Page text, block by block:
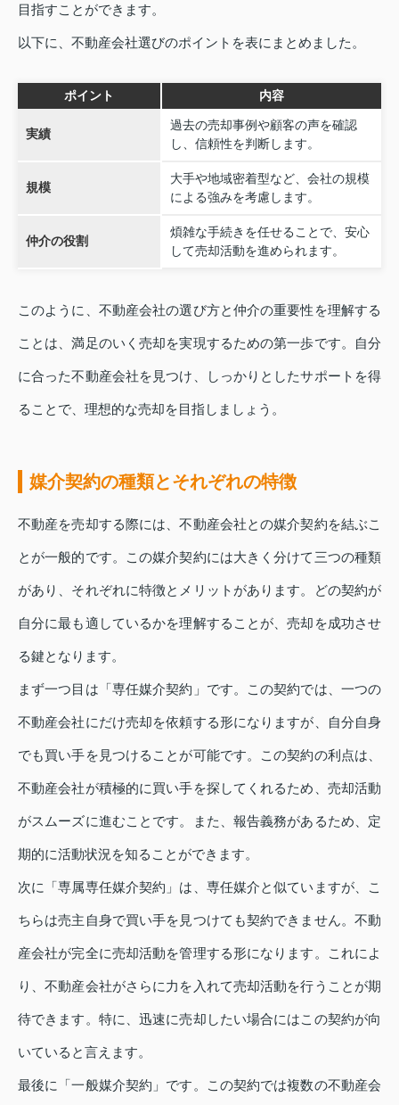
目指すことができます。
以下に、不動産会社選びのポイントを表にまとめました。
ポイント 内容
実績
過去の売却事例や顧客の声を確認
し、信頼性を判断します。
規模
大手や地域密着型など、会社の規模
による強みを考慮します。
仲介の役割
煩雑な手続きを任せることで、安心
して売却活動を進められます。
このように、不動産会社の選び方と仲介の重要性を理解する
ことは、満足のいく売却を実現するための第一歩です。自分
に合った不動産会社を見つけ、しっかりとしたサポートを得
ることで、理想的な売却を目指しましょう。
媒介契約の種類とそれぞれの特徴
不動産を売却する際には、不動産会社との媒介契約を結ぶこ
とが一般的です。この媒介契約には大きく分けて三つの種類
があり、それぞれに特徴とメリットがあります。どの契約が
自分に最も適しているかを理解することが、売却を成功させ
る鍵となります。
まず一つ目は「専任媒介契約」です。この契約では、一つの
不動産会社にだけ売却を依頼する形になりますが、自分自身
でも買い手を見つけることが可能です。この契約の利点は、
不動産会社が積極的に買い手を探してくれるため、売却活動
がスムーズに進むことです。また、報告義務があるため、定
期的に活動状況を知ることができます。
次に「専属専任媒介契約」は、専任媒介と似ていますが、こ
ちらは売主自身で買い手を見つけても契約できません。不動
産会社が完全に売却活動を管理する形になります。これによ
り、不動産会社がさらに力を入れて売却活動を行うことが期
待できます。特に、迅速に売却したい場合にはこの契約が向
いていると言えます。
最後に「一般媒介契約」です。この契約では複数の不動産会